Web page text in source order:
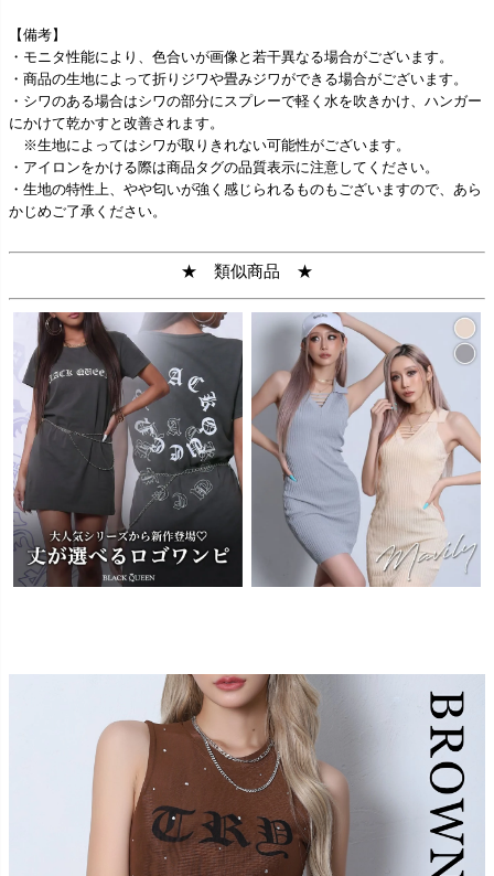
【備考】
・モニタ性能により、色合いが画像と若干異なる場合がございます。
・商品の生地によって折りジワや畳みジワができる場合がございます。
・シワのある場合はシワの部分にスプレーで軽く水を吹きかけ、ハンガー
にかけて乾かすと改善されます。
※生地によってはシワが取りきれない可能性がございます。
・アイロンをかける際は商品タグの品質表示に注意してください。
・生地の特性上、やや匂いが強く感じられるものもございますので、あら
かじめご了承ください。
★ 類似商品 ★